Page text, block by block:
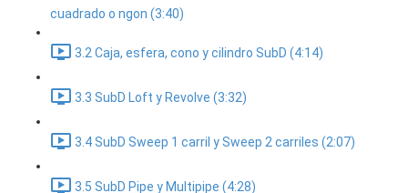
cuadrado o ngon (3:40)
3.2 Caja, esfera, cono y cilindro SubD (4:14)
3.3 SubD Loft y Revolve (3:32)
3.4 SubD Sweep 1 carril y Sweep 2 carriles (2:07)
3.5 SubD Pipe y Multipipe (4:28)